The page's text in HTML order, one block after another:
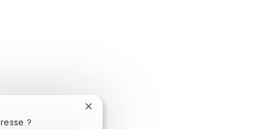
?
Fermer la notification du chatbot